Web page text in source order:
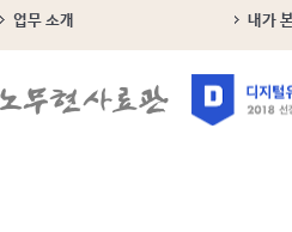
업무 소개
내가